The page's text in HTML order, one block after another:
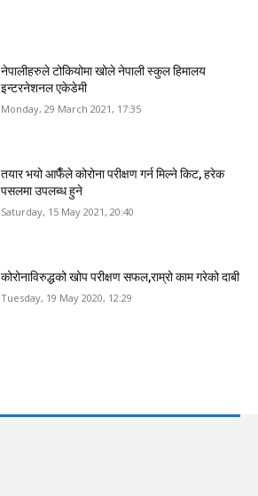
नेपालीहरुले टोकियोमा खोले नेपाली स्कुल हिमालय
इन्टरनेशनल एकेडेमी
Monday, 29 March 2021, 17:35
तयार भयो आफैँले कोरोना परीक्षण गर्न मिल्ने किट, हरेक
पसलमा उपलब्ध हुने
Saturday, 15 May 2021, 20:40
कोरोनाविरुद्धको खोप परीक्षण सफल,राम्रो काम गरेको दाबी
Tuesday, 19 May 2020, 12:29